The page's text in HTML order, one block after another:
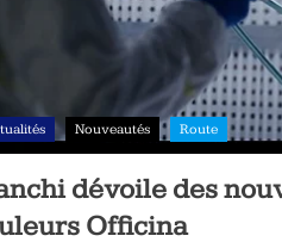
Nouveautés Route
dévoile des
Officina